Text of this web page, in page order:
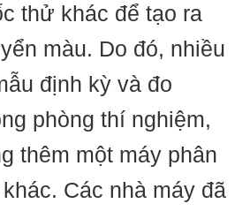
thử khác để tạo ra
màu. Do đó, nhiều
định kỳ và đo
phòng thí nghiệm,
thêm một máy phân
Các nhà máy đã